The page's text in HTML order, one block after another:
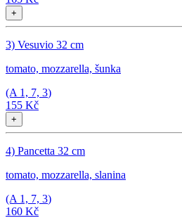
+
3) Vesuvio 32 cm
tomato, mozzarella, šunka
(A 1, 7, 3)
155 Kč
+
4) Pancetta 32 cm
tomato, mozzarella, slanina
(A 1, 7, 3)
160 Kč